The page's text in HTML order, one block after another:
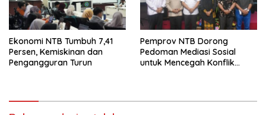
Ekonomi NTB Tumbuh 7,41
Persen, Kemiskinan dan
Pengangguran Turun
Pemprov NTB Dorong
Pedoman Mediasi Sosial
untuk Mencegah Konflik